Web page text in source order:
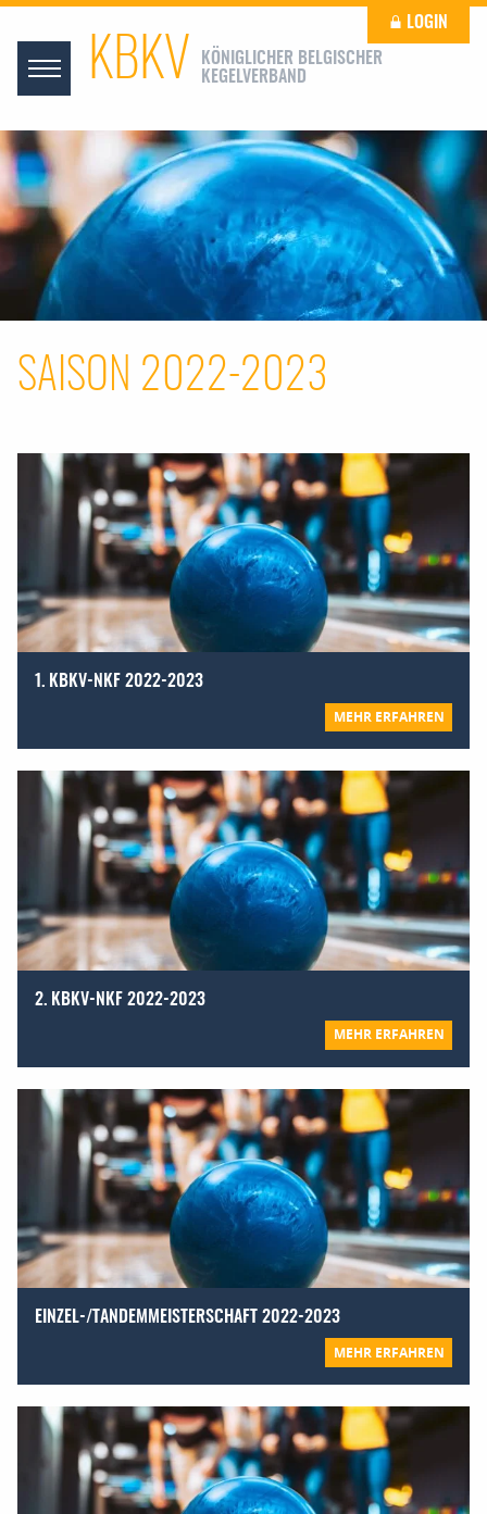
KBKV
KÖNIGLICHER BELGISCHER
KEGELVERBAND
LOGIN
SAISON 2022-2023
1. KBKV-NKF 2022-2023
MEHR ERFAHREN
2. KBKV-NKF 2022-2023
MEHR ERFAHREN
EINZEL-/TANDEMMEISTERSCHAFT 2022-2023
MEHR ERFAHREN